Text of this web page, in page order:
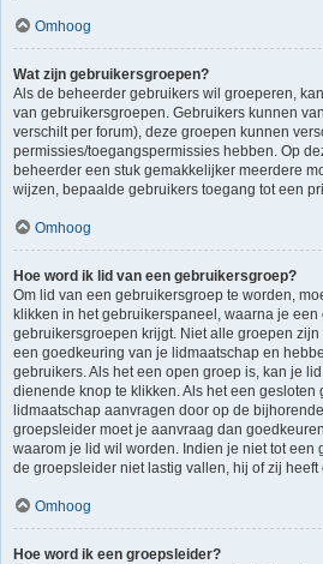
Omhoog
Wat zijn gebruikersgroepen?
Als de beheerder gebruikers wil groeperen,
van gebruikersgroepen. Gebruikers kunnen
verschilt per forum), deze groepen kunnen
permissies/toegangspermissies hebben. Op
beheerder een stuk gemakkelijker meerdere
wijzen, bepaalde gebruikers toegang tot een
Omhoog
Hoe word ik lid van een gebruikersgroep?
Om lid van een gebruikersgroep te worden,
klikken in het gebruikerspaneel, waarna je een
gebruikersgroepen krijgt. Niet alle groepen
een goedkeuring van je lidmaatschap en
gebruikers. Als het een open groep is, kan je
dienende knop te klikken. Als het een gesloten
lidmaatschap aanvragen door op de
groepsleider moet je aanvraag dan
waarom je lid wil worden. Indien je niet tot een
de groepsleider niet lastig vallen, hij of zij
Omhoog
Hoe word ik een groepsleider?